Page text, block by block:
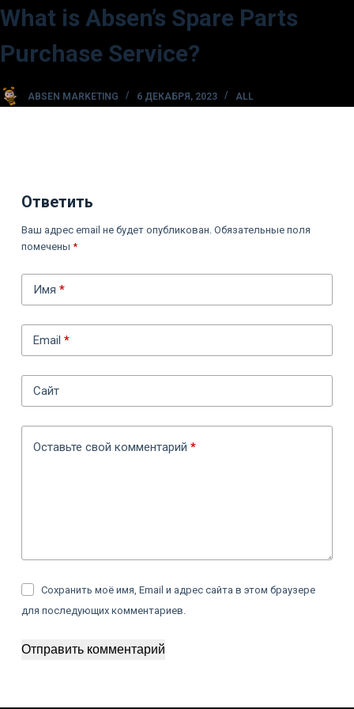
П
р
й
и
What is Absen’s Spare Parts
Purchase Service?
ABSEN MARKETING 6 ДЕКАБРЯ, 2023 ALL
Ответить
Ваш адрес email не будет опубликован. Обязательные поля
помечены *
Имя *
Email *
Сайт
Оставьте свой комментарий *
Сохранить моё имя, Email и адрес сайта в этом браузере
для последующих комментариев.
Отправить комментарий